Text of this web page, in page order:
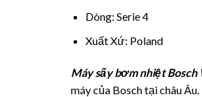
Dòng: Serie 4
Xuất Xứ: Poland
Máy sấy bơm nhiệt Bosch
máy của Bosch tại châu Âu.